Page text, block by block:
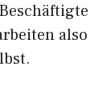
also